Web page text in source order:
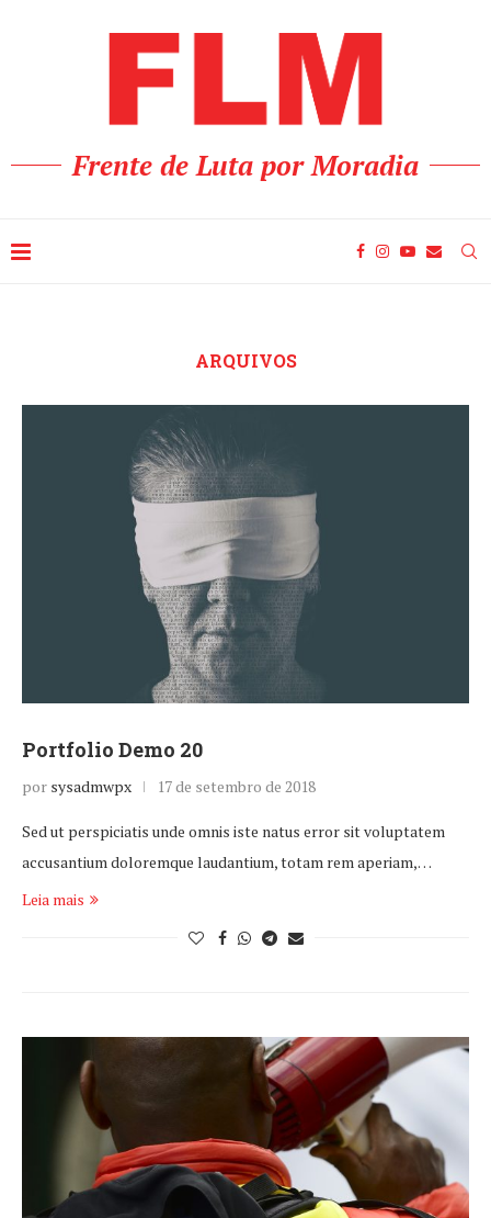
Frente de Luta por Moradia
ARQUIVOS
Portfolio Demo 20
por sysadmwpx 17 de setembro de 2018
Sed ut perspiciatis unde omnis iste natus error sit voluptatem
accusantium doloremque laudantium, totam rem aperiam,…
Leia mais